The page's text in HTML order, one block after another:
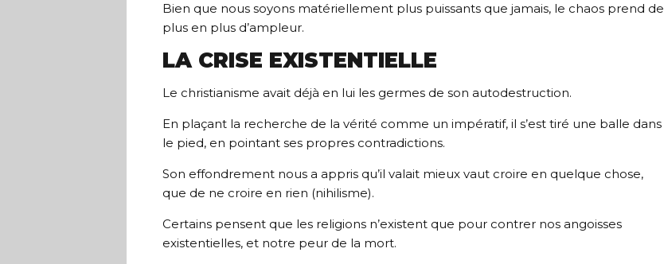
Bien que nous soyons matériellement plus puissants que jamais, le chaos prend de
plus en plus d’ampleur.
LA CRISE EXISTENTIELLE
Le christianisme avait déjà en lui les germes de son autodestruction.
En plaçant la recherche de la vérité comme un impératif, il s’est tiré une balle dans
le pied, en pointant ses propres contradictions.
Son effondrement nous a appris qu’il valait mieux vaut croire en quelque chose,
que de ne croire en rien (nihilisme).
Certains pensent que les religions n’existent que pour contrer nos angoisses
existentielles, et notre peur de la mort.